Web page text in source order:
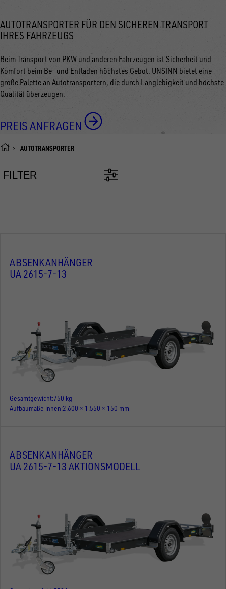
AUTOTRANSPORTER FÜR DEN SICHEREN TRANSPORT
IHRES FAHRZEUGS
Beim Transport von PKW und anderen Fahrzeugen ist Sicherheit und
Komfort beim Be- und Entladen höchstes Gebot. UNSINN bietet eine
große Palette an Autotransportern, die durch Langlebigkeit und höchste
Qualität überzeugen.
PREIS ANFRAGEN
AUTOTRANSPORTER
FILTER
ABSENKANHÄNGER
UA 2615-7-13
Gesamtgewicht 750 kg
Aufbaumaße innen 2.600 × 1.550 × 150 mm
ABSENKANHÄNGER
UA 2615-7-13 AKTIONSMODELL